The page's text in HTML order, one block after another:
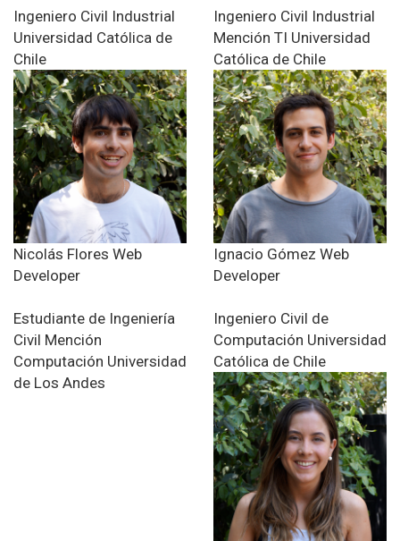
Ingeniero Civil Industrial
Universidad Católica de
Chile
Ingeniero Civil Industrial
Mención TI Universidad
Católica de Chile
Nicolás Flores Web
Developer
Estudiante de Ingeniería
Civil Mención
Computación Universidad
de Los Andes
Ignacio Gómez Web
Developer
Ingeniero Civil de
Computación Universidad
Católica de Chile